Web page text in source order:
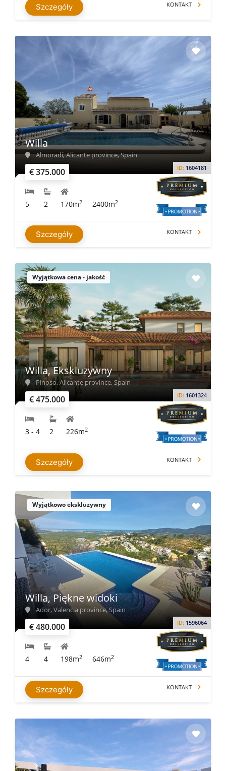
Szczegóły KONTAKT
€ 375.000 ID: 1604181
Willa
Almoradí, Alicante province, Spain
5 2 170m2 2400m2
Szczegóły KONTAKT
Wyjątkowa cena - jakość
€ 475.000 ID: 1601324
Willa, Ekskluzywny
Pinoso, Alicante province, Spain
3 - 4 2 226m2
Szczegóły KONTAKT
Wyjątkowo ekskluzywny
€ 480.000 ID: 1596064
Willa, Piękne widoki
Ador, Valencia province, Spain
4 4 198m2 646m2
Szczegóły KONTAKT